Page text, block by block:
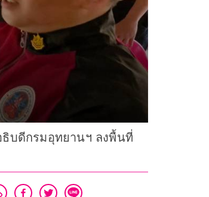
บดีกรมอุทยานฯ ลงพื้นที่